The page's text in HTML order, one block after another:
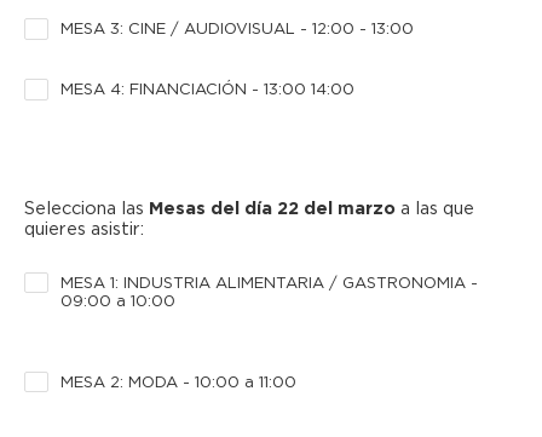
MESA 3: CINE / AUDIOVISUAL - 12:00 - 13:00
MESA 4: FINANCIACIÓN - 13:00 14:00
Selecciona las Mesas del día 22 del marzo a las que
quieres asistir:
MESA 1: INDUSTRIA ALIMENTARIA / GASTRONOMIA -
09:00 a 10:00
MESA 2: MODA - 10:00 a 11:00